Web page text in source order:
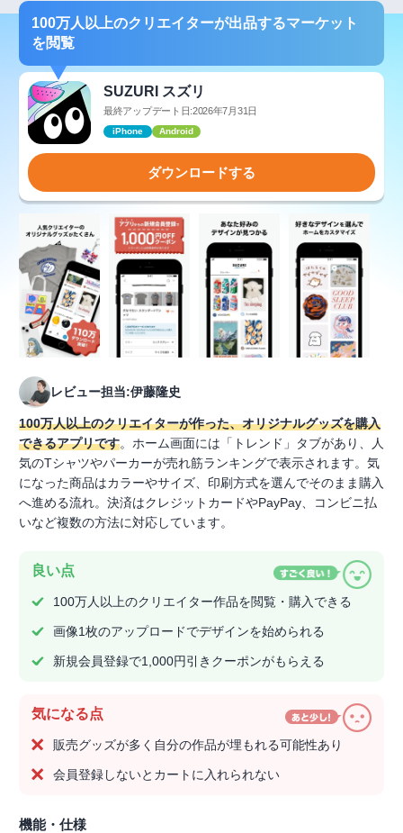
100万人以上のクリエイターが出品するマーケット
を閲覧
SUZURI スズリ
最終アップデート日:2026年7月31日
iPhone Android
ダウンロードする
レビュー担当:伊藤隆史
100万人以上のクリエイターが作った、オリジナルグッズを購入
できるアプリです。ホーム画面には「トレンド」タブがあり、人
気のTシャツやパーカーが売れ筋ランキングで表示されます。気
になった商品はカラーやサイズ、印刷方式を選んでそのまま購入
へ進める流れ。決済はクレジットカードやPayPay、コンビニ払
いなど複数の方法に対応しています。
良い点
100万人以上のクリエイター作品を閲覧・購入できる
画像1枚のアップロードでデザインを始められる
新規会員登録で1,000円引きクーポンがもらえる
気になる点
販売グッズが多く自分の作品が埋もれる可能性あり
会員登録しないとカートに入れられない
機能・仕様